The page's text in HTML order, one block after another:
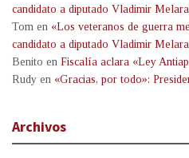
candidato a diputado Vladimir Melara
Tom en «Los veteranos de guerra
candidato a diputado Vladimir Melara
Benito en Fiscalía aclara «Ley
Rudy en «Gracias, por todo»:
Archivos